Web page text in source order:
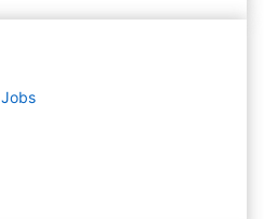
Jobs